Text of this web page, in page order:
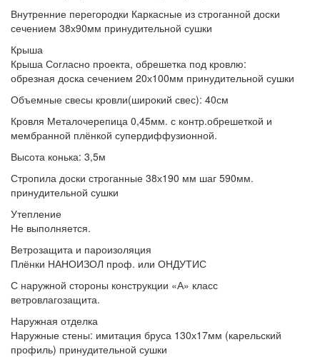
Внутренние перегородки Каркасные из строганной доски
сечением 38х90мм принудительной сушки
Крыша
Крыша Согласно проекта, обрешетка под кровлю:
обрезная доска сечением 20х100мм принудительной сушки
Объемные свесы кровли(широкий свес): 40см
Кровля Металочерепица 0,45мм. с контр.обрешеткой и
мембранной плёнкой супердиффузионной.
Высота конька: 3,5м
Стропила доски строганные 38х190 мм шаг 590мм.
принудительной сушки
Утепление
Не выполняется.
Ветрозащита и пароизоляция
Плёнки НАНОИЗОЛ проф. или ОНДУТИС
С наружной стороны конструкции «А» класс
ветровлагозащита.
Наружная отделка
Наружные стены: имитация бруса 130х17мм (карельский
профиль) принудительной сушки